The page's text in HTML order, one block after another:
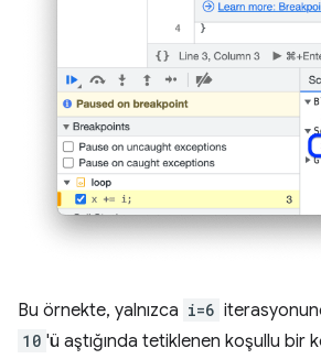
Bu örnekte, yalnızca i=6
10 'ü aştığında tetiklenen koşullu bir